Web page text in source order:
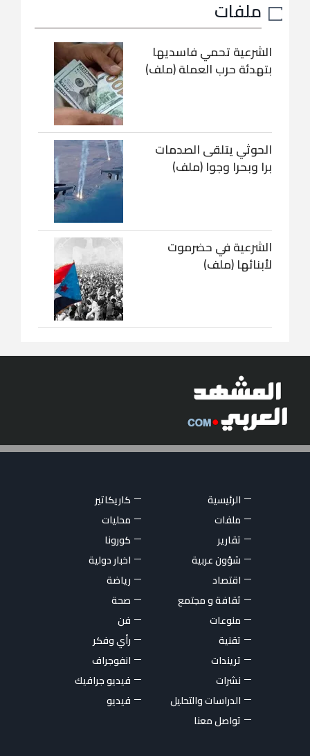
ملفات
الشرعية تحمي فاسديها
بتهدئة حرب العملة (ملف)
الحوثي يتلقى الصدمات
برا وبحرا وجوا (ملف)
الشرعية في حضرموت
لأبنائها (ملف)
الرئيسية
كاريكاتير
ملفات
محليات
تقارير
كورونا
شؤون عربية
اخبار دولية
اقتصاد
رياضة
ثقافة و مجتمع
صحة
منوعات
فن
تقنية
رأي وفكر
تريندات
انفوجراف
نشرات
فيديو جرافيك
الدراسات والتحليل
فيديو
تواصل معنا